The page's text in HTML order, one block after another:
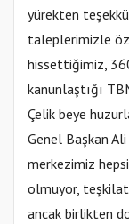
yürekten
taleplerimizle
hissettiğimiz,
kanunlaştığı
Çelik beye
Genel Başkan
merkezimiz
olmuyor, teşkilat
ancak birlikten